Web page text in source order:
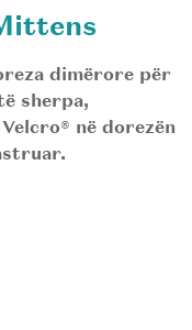
dimërore për
sherpa,
në dorezën